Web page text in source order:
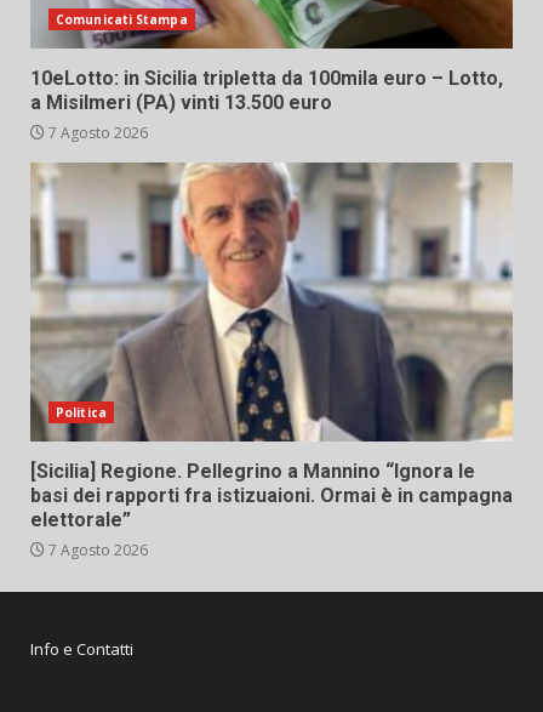
Comunicati Stampa
10eLotto: in Sicilia tripletta da 100mila euro – Lotto,
a Misilmeri (PA) vinti 13.500 euro
7 Agosto 2026
Politica
[Sicilia] Regione. Pellegrino a Mannino “Ignora le
basi dei rapporti fra istizuaioni. Ormai è in campagna
elettorale”
7 Agosto 2026
Info e Contatti